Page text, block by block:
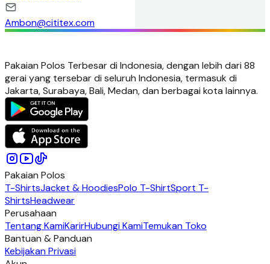
Ambon@cititex.com
Pakaian Polos Terbesar di Indonesia, dengan lebih dari 88
gerai yang tersebar di seluruh Indonesia, termasuk di
Jakarta, Surabaya, Bali, Medan, dan berbagai kota lainnya.
Pakaian Polos
T-ShirtsJacket & HoodiesPolo T-ShirtSport T-
ShirtsHeadwear
Perusahaan
Tentang KamiKarirHubungi KamiTemukan Toko
Bantuan & Panduan
Kebijakan Privasi